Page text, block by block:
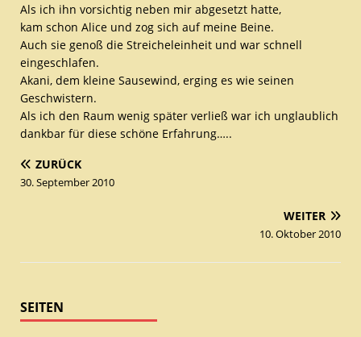
Als ich ihn vorsichtig neben mir abgesetzt hatte,
kam schon Alice und zog sich auf meine Beine.
Auch sie genoß die Streicheleinheit und war schnell
eingeschlafen.
Akani, dem kleine Sausewind, erging es wie seinen
Geschwistern.
Als ich den Raum wenig später verließ war ich unglaublich
dankbar für diese schöne Erfahrung…..
ZURÜCK
30. September 2010
WEITER
10. Oktober 2010
SEITEN